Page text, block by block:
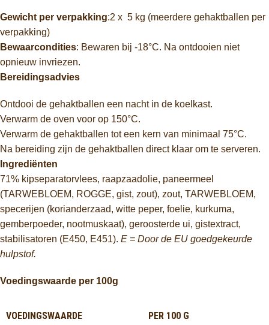
Gewicht per verpakking:2 x 5 kg (meerdere gehaktballen per
verpakking)
Bewaarcondities: Bewaren bij -18°C. Na ontdooien niet
opnieuw invriezen.
Bereidingsadvies
Ontdooi de gehaktballen een nacht in de koelkast.
Verwarm de oven voor op 150°C.
Verwarm de gehaktballen tot een kern van minimaal 75°C.
Na bereiding zijn de gehaktballen direct klaar om te serveren.
Ingrediënten
71% kipseparatorvlees, raapzaadolie, paneermeel
(TARWEBLOEM, ROGGE, gist, zout), zout, TARWEBLOEM,
specerijen (korianderzaad, witte peper, foelie, kurkuma,
gemberpoeder, nootmuskaat), geroosterde ui, gistextract,
stabilisatoren (E450, E451). E = Door de EU goedgekeurde
hulpstof.
Voedingswaarde per 100g
VOEDINGSWAARDE PER 100 G